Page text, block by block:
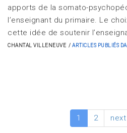
apports de la somato-
l’enseignant du primaire. Le
cette idée de soutenir
CHANTAL VILLENEUVE ARTICLES PUBLIÉS
1 2 next